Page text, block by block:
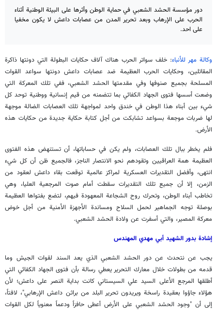
دور مؤسسة الحشد الشعبي في حماية الوطن وأثرها على البيئة الوطنية أثناء
الحرب على الإرهاب وبعد تحرير المدن من عصابات داعش لا يكون مخفيا
على احد.
وكالة مهر للأنباء: خلف سواتر الحرب هناك آلاف حكايات البطولة التي دونتها ذاكرة
المقاتلين، وحكايات الحرب العظيمة ضد عصابات داعش دونتها سواعد القوات
المسلحة بجميع صنوفها وفي مقدمتها الحشد الشعبي، ففي تلك المعركة التي
وضعت أسسها فتوى الجهاد الكفائي بما تتضمنه من قيم إنسانية ووطنية توحد كل
شيء بين أبناء هذا الوطن في خندق واحد لمواجهة تلك العصابات الضالة موجهة
لها ضربات موجعة بسواعد تشابكت من أجل كتابة حكاية جديدة من حكايات هذه
الأرض.
فلم يخطر ببال تلك العصابات، ولم يكن في حساباتها، أن تستنهض هذه الفتوى
العظيمة همة العراقيين وتقودهم نحو الانتصار الناجز، فالجميع ظن أن كل شيء
انتهى، وأفضل التقديرات العسكرية لمراكز عالمية توقعت بقاء داعش لعقود من
الزمن، إلا أن جميع تلك التقديرات سقطت أمام صوت المرجعية العليا، وهي
تخاطب أبناء الوطن، وتحرك روح الشجاعة المعهودة فيهم، لتضع بفتواها العظيمة
بوصلة توجه الجماهير لحمل السلاح ومساندة الأجهزة الأمنية من أجل خوض
معركة المصير، والتي أسفرت عن ولادة الحشد الشعبي.
إشادة بدور الشهيد أبي مهدي المهندس
يجب عن نتحدث عن دور الحشد الشعبي الذي يعد السند لقوات الجيش وما
قدمه من بطولات خلال معارك التحرير يعطي رسالة بأن فتوى الجهاد الكفائي التي
أطلقها المرجع الأعلى السيد علي السيستاني كانت بداية النصر على داعش؛ ‏لأن
هؤلاء جاؤوا بعقيدة راسخة ويريدون تحرير البلد من براثن داعش الإرهابي"، لافتاً،
إلى أن "وجود الحشد الشعبي على الأرض أعطى حافزاً ودعماً معنوياً لكل القوات